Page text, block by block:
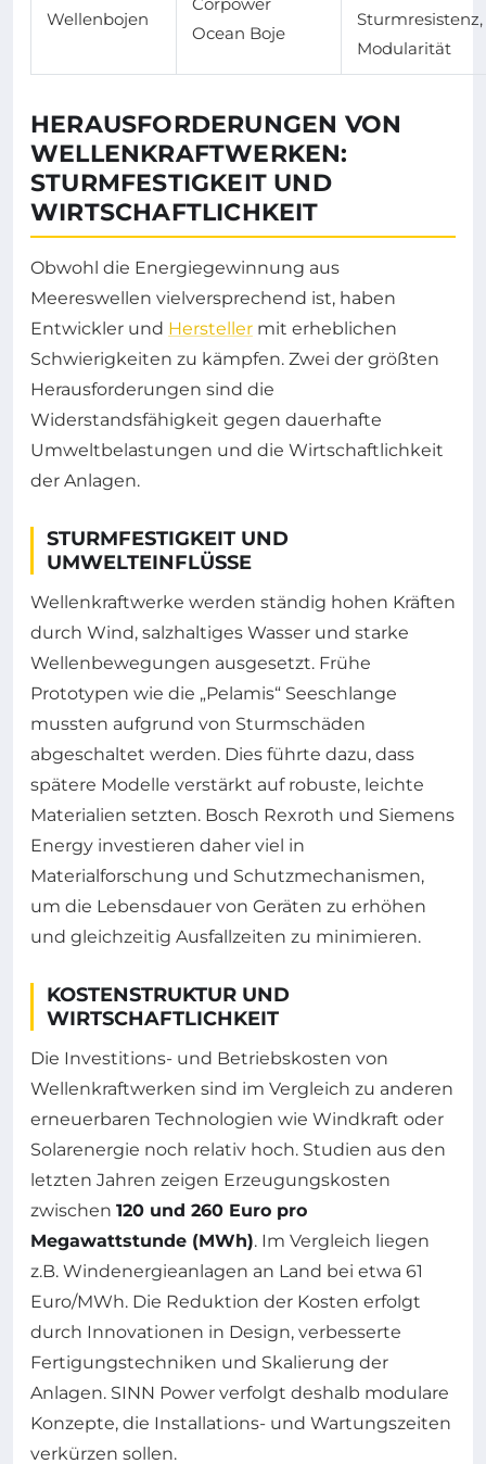
Wellenbojen
Ocean Boje
Sturmresistenz,
Modularität
HERAUSFORDERUNGEN VON
WELLENKRAFTWERKEN:
STURMFESTIGKEIT UND
WIRTSCHAFTLICHKEIT
Obwohl die Energiegewinnung aus
Meereswellen vielversprechend ist, haben
Entwickler und Hersteller mit erheblichen
Schwierigkeiten zu kämpfen. Zwei der größten
Herausforderungen sind die
Widerstandsfähigkeit gegen dauerhafte
Umweltbelastungen und die Wirtschaftlichkeit
der Anlagen.
STURMFESTIGKEIT UND
UMWELTEINFLÜSSE
Wellenkraftwerke werden ständig hohen Kräften
durch Wind, salzhaltiges Wasser und starke
Wellenbewegungen ausgesetzt. Frühe
Prototypen wie die „Pelamis“ Seeschlange
mussten aufgrund von Sturmschäden
abgeschaltet werden. Dies führte dazu, dass
spätere Modelle verstärkt auf robuste, leichte
Materialien setzten. Bosch Rexroth und Siemens
Energy investieren daher viel in
Materialforschung und Schutzmechanismen,
um die Lebensdauer von Geräten zu erhöhen
und gleichzeitig Ausfallzeiten zu minimieren.
KOSTENSTRUKTUR UND
WIRTSCHAFTLICHKEIT
Die Investitions- und Betriebskosten von
Wellenkraftwerken sind im Vergleich zu anderen
erneuerbaren Technologien wie Windkraft oder
Solarenergie noch relativ hoch. Studien aus den
letzten Jahren zeigen Erzeugungskosten
zwischen 120 und 260 Euro pro
Megawattstunde (MWh). Im Vergleich liegen
z.B. Windenergieanlagen an Land bei etwa 61
Euro/MWh. Die Reduktion der Kosten erfolgt
durch Innovationen in Design, verbesserte
Fertigungstechniken und Skalierung der
Anlagen. SINN Power verfolgt deshalb modulare
Konzepte, die Installations- und Wartungszeiten
verkürzen sollen.